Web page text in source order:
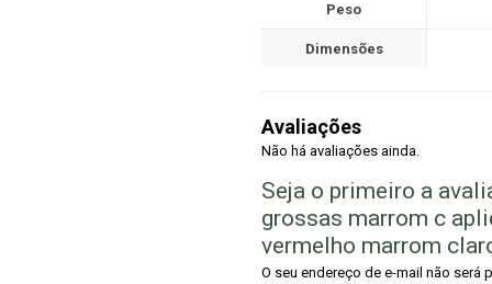
Peso
Dimensões
Avaliações
Não há avaliações ainda.
Seja o primeiro a
grossas marrom c
vermelho marrom
O seu endereço de e-mail não será